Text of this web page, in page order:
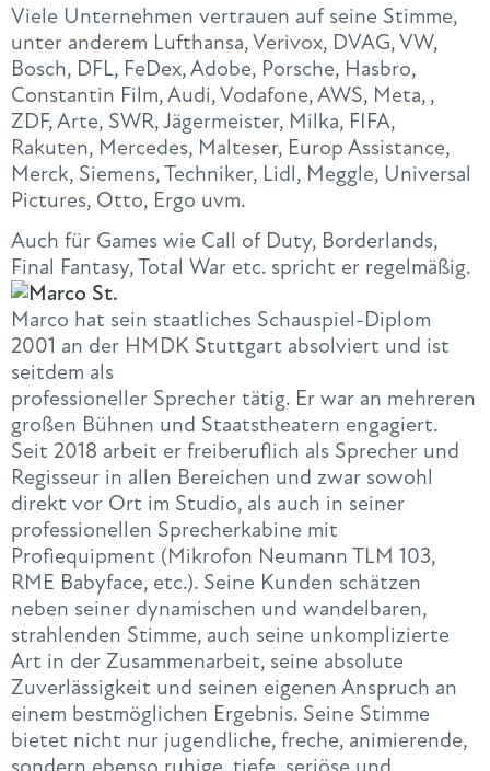
Viele Unternehmen vertrauen auf seine Stimme,
unter anderem Lufthansa, Verivox, DVAG, VW,
Bosch, DFL, FeDex, Adobe, Porsche, Hasbro,
Constantin Film, Audi, Vodafone, AWS, Meta, ,
ZDF, Arte, SWR, Jägermeister, Milka, FIFA,
Rakuten, Mercedes, Malteser, Europ Assistance,
Merck, Siemens, Techniker, Lidl, Meggle, Universal
Pictures, Otto, Ergo uvm.
Auch für Games wie Call of Duty, Borderlands,
Final Fantasy, Total War etc. spricht er regelmäßig.
Marco hat sein staatliches Schauspiel-Diplom
2001 an der HMDK Stuttgart absolviert und ist
seitdem als
professioneller Sprecher tätig. Er war an mehreren
großen Bühnen und Staatstheatern engagiert.
Seit 2018 arbeit er freiberuflich als Sprecher und
Regisseur in allen Bereichen und zwar sowohl
direkt vor Ort im Studio, als auch in seiner
professionellen Sprecherkabine mit
Profiequipment (Mikrofon Neumann TLM 103,
RME Babyface, etc.). Seine Kunden schätzen
neben seiner dynamischen und wandelbaren,
strahlenden Stimme, auch seine unkomplizierte
Art in der Zusammenarbeit, seine absolute
Zuverlässigkeit und seinen eigenen Anspruch an
einem bestmöglichen Ergebnis. Seine Stimme
bietet nicht nur jugendliche, freche, animierende,